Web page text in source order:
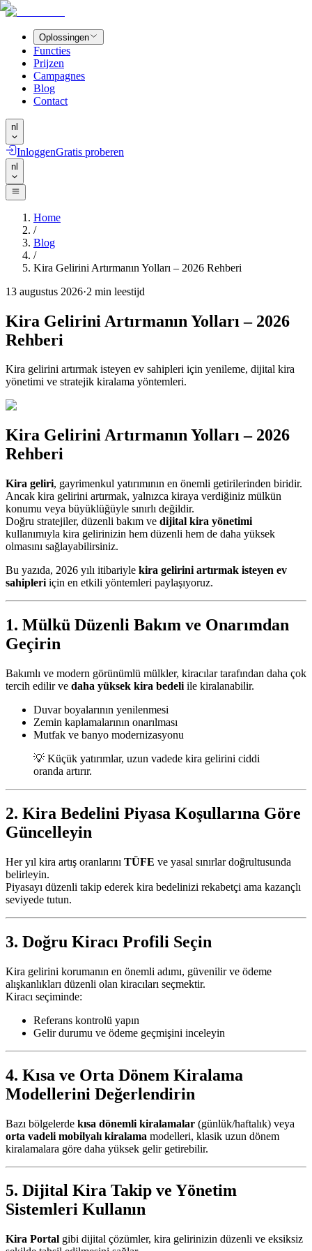
Oplossingen
Functies
Prijzen
Campagnes
Blog
Contact
nl
InloggenGratis proberen
nl
Home
/
Blog
/
Kira Gelirini Artırmanın Yolları – 2026 Rehberi
13 augustus 2026·2 min leestijd
Kira Gelirini Artırmanın Yolları – 2026
Rehberi
Kira gelirini artırmak isteyen ev sahipleri için yenileme, dijital kira
yönetimi ve stratejik kiralama yöntemleri.
Kira Gelirini Artırmanın Yolları – 2026
Rehberi
Kira geliri, gayrimenkul yatırımının en önemli getirilerinden biridir.
Ancak kira gelirini artırmak, yalnızca kiraya verdiğiniz mülkün
konumu veya büyüklüğüyle sınırlı değildir.
Doğru stratejiler, düzenli bakım ve dijital kira yönetimi
kullanımıyla kira gelirinizin hem düzenli hem de daha yüksek
olmasını sağlayabilirsiniz.
Bu yazıda, 2026 yılı itibariyle kira gelirini artırmak isteyen ev
sahipleri için en etkili yöntemleri paylaşıyoruz.
1. Mülkü Düzenli Bakım ve Onarımdan
Geçirin
Bakımlı ve modern görünümlü mülkler, kiracılar tarafından daha çok
tercih edilir ve daha yüksek kira bedeli ile kiralanabilir.
Duvar boyalarının yenilenmesi
Zemin kaplamalarının onarılması
Mutfak ve banyo modernizasyonu
💡 Küçük yatırımlar, uzun vadede kira gelirini ciddi
oranda artırır.
2. Kira Bedelini Piyasa Koşullarına Göre
Güncelleyin
Her yıl kira artış oranlarını TÜFE ve yasal sınırlar doğrultusunda
belirleyin.
Piyasayı düzenli takip ederek kira bedelinizi rekabetçi ama kazançlı
seviyede tutun.
3. Doğru Kiracı Profili Seçin
Kira gelirini korumanın en önemli adımı, güvenilir ve ödeme
alışkanlıkları düzenli olan kiracıları seçmektir.
Kiracı seçiminde:
Referans kontrolü yapın
Gelir durumu ve ödeme geçmişini inceleyin
4. Kısa ve Orta Dönem Kiralama
Modellerini Değerlendirin
Bazı bölgelerde kısa dönemli kiralamalar (günlük/haftalık) veya
orta vadeli mobilyalı kiralama modelleri, klasik uzun dönem
kiralamalara göre daha yüksek gelir getirebilir.
5. Dijital Kira Takip ve Yönetim
Sistemleri Kullanın
Kira Portal gibi dijital çözümler, kira gelirinizin düzenli ve eksiksiz